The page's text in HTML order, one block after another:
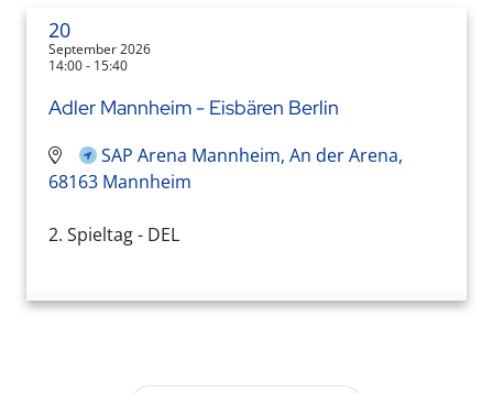
20
September 2026
14:00 - 15:40
Adler Mannheim - Eisbären Berlin
SAP Arena Mannheim, An der Arena,
68163 Mannheim
2. Spieltag - DEL